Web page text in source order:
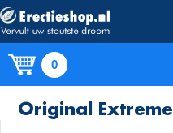
0
Original Extreme